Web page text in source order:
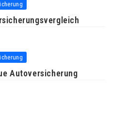
Autoversicherung